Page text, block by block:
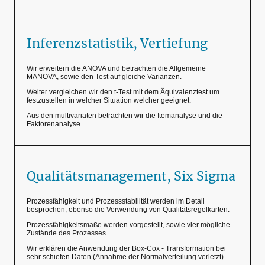
Inferenzstatistik, Vertiefung
Wir erweitern die ANOVA und betrachten die Allgemeine
MANOVA, sowie den Test auf gleiche Varianzen.
Weiter vergleichen wir den t-Test mit dem Äquivalenztest um
festzustellen in welcher Situation welcher geeignet.
Aus den multivariaten betrachten wir die Itemanalyse und die
Faktorenanalyse.
Qualitätsmanagement, Six Sigma
Prozessfähigkeit und Prozessstabilität werden im Detail
besprochen, ebenso die Verwendung von Qualitätsregelkarten.
Prozessfähigkeitsmaße werden vorgestellt, sowie vier mögliche
Zustände des Prozesses.
Wir erklären die Anwendung der Box-Cox - Transformation bei
sehr schiefen Daten (Annahme der Normalverteilung verletzt).